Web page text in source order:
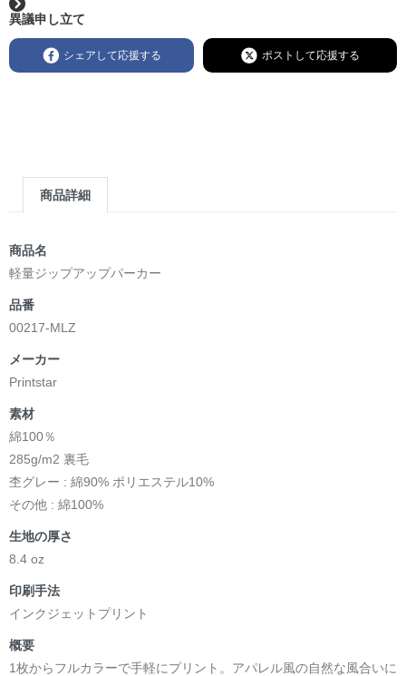
▶︎刺すように燃えるような眼差しは
[第2作品: 通常版.小説のみ.]
＜著者＞ 凛々風 猛 -リリカゼタケル
日本語版: https://amzn.asia/d/7GbUq3Z
[主人公である小説家の遺作]を絵本化。
＜小説/絵本版＞ 凛々風猛 -ririkazetakeru
英語版: https://amzn.asia/d/8u7Cebe
＿＿＿＿＿＿＿＿＿＿＿＿＿＿＿＿＿＿＿＿＿＿
＜著者: 絵本/挿画作成＞ 凛々風 猛 -リリカゼタケル
日本語版: https://amzn.asia/d/8oNk92Q
<デザイン画集&グッズカタログ>
＿＿＿＿＿＿＿＿＿＿＿＿＿＿＿＿＿＿＿＿＿＿
小説 [弛まぬ言霊]
＜著者:作詞/挿画作成＞ 凛々風 猛 -リリカゼタケル
☆本作品内で表現されている作詞20曲も掲載.
日本語版: https://amzn.asia/d/1pxD3g4
小説 [弛まぬ言霊] 挿画&グッズカタログ
<デザイン画集:Comics Style Version.>
＜著者:挿画作成＞ 凛々風 猛 -リリカゼタケル
日本語版: https://amzn.asia/d/fxD6D5U
異議申し立て
シェアして応援する ポストして応援する
商品詳細
商品名
軽量ジップアップパーカー
品番
00217-MLZ
メーカー
Printstar
素材
綿100％
285g/m2 裏毛
杢グレー : 綿90% ポリエステル10%
その他 : 綿100%
生地の厚さ
8.4 oz
印刷手法
インクジェットプリント
概要
1枚からフルカラーで手軽にプリント。アパレル風の自然な風合いに